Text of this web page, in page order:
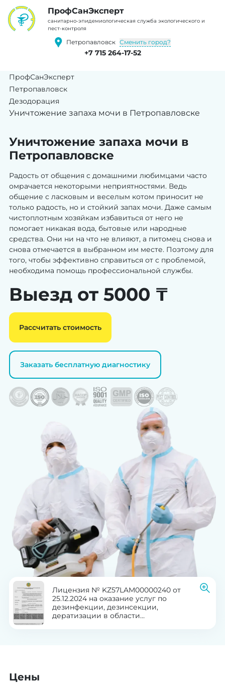
ПрофCанЭксперт
cанитарно-эпидемиологическая служба экологического и
пест-контроля
Петропавловск Сменить город?
+7 715 264-17-52
ПрофСанЭксперт
Петропавловск
Дезодорация
Уничтожение запаха мочи в Петропавловске
Уничтожение запаха мочи в
Петропавловске
Радость от общения с домашними любимцами часто
омрачается некоторыми неприятностями. Ведь
общение с ласковым и веселым котом приносит не
только радость, но и стойкий запах мочи. Даже самым
чистоплотным хозяйкам избавиться от него не
помогает никакая вода, бытовые или народные
средства. Они ни на что не влияют, а питомец снова и
снова отмечается в выбранном им месте. Поэтому для
того, чтобы эффективно справиться от с проблемой,
необходима помощь профессиональной службы.
Выезд от 5000 ₸
Рассчитать стоимость
Заказать бесплатную диагностику
Лицензия № KZ57LAM00000240 от
25.12.2024 на оказание услуг по
дезинфекции, дезинсекции,
дератизации в области
Цены